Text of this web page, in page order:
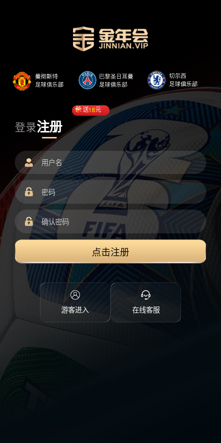
登录注册
送18元
点击注册
游客进入 在线客服